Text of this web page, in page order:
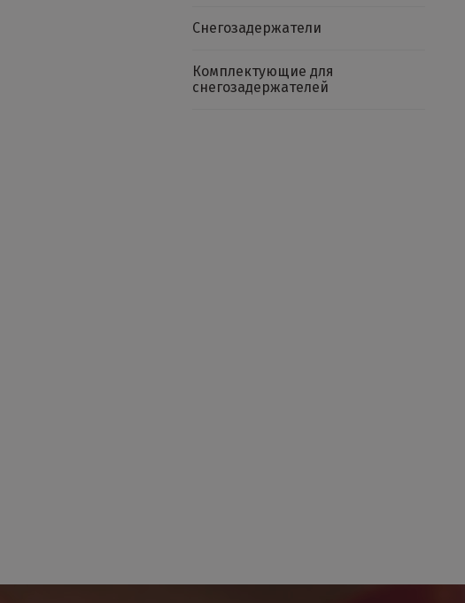
Снегозадержатели
Комплектующие для
снегозадержателей